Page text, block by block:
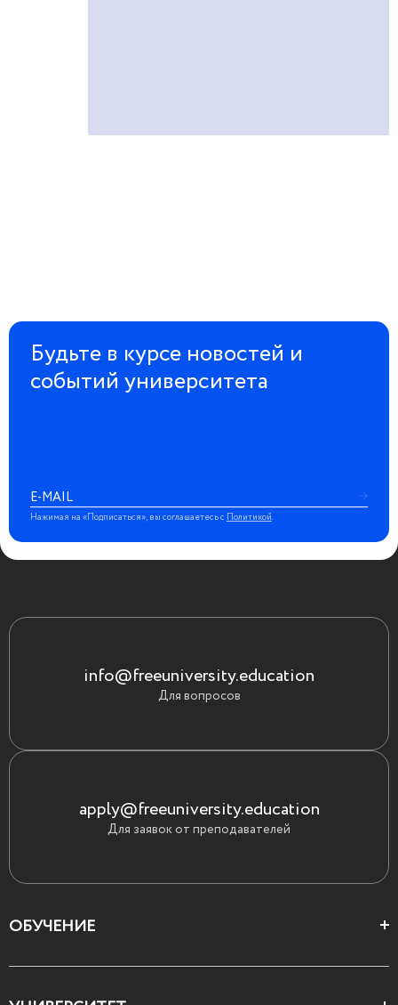
Будьте в курсе новостей и
событий университета
Нажимая на «Подписаться», вы соглашаетесь с Политикой.
info@freeuniversity.education
Для вопросов
apply@freeuniversity.education
Для заявок от преподавателей
ОБУЧЕНИЕ